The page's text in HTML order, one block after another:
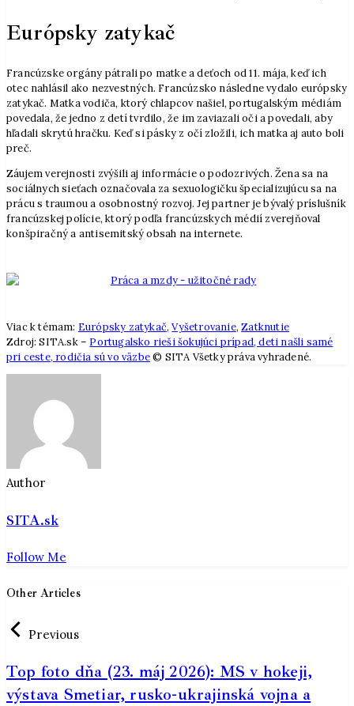
Európsky zatykač
Francúzske orgány pátrali po matke a deťoch od 11. mája, keď ich
otec nahlásil ako nezvestných. Francúzsko následne vydalo európsky
zatykač. Matka vodiča, ktorý chlapcov našiel, portugalským médiám
povedala, že jedno z detí tvrdilo, že im zaviazali oči a povedali, aby
hľadali skrytú hračku. Keď si pásky z očí zložili, ich matka aj auto boli
preč.
Záujem verejnosti zvýšili aj informácie o podozrivých. Žena sa na
sociálnych sieťach označovala za sexuologičku špecializujúcu sa na
prácu s traumou a osobnostný rozvoj. Jej partner je bývalý príslušník
francúzskej polície, ktorý podľa francúzskych médií zverejňoval
konšpiračný a antisemitský obsah na internete.
Viac k témam: Európsky zatykač,Vyšetrovanie,Zatknutie
Zdroj: SITA.sk – Portugalsko rieši šokujúci prípad, deti našli samé
pri ceste, rodičia sú vo väzbe© SITA Všetky práva vyhradené.
Author
SITA.sk
Follow Me
Other Articles
Previous
Top foto dňa (23. máj 2026): MS v hokeji,
výstava Smetiar, rusko-­ukrajinská vojna a